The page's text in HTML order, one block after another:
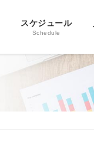
スケジュール
Schedule